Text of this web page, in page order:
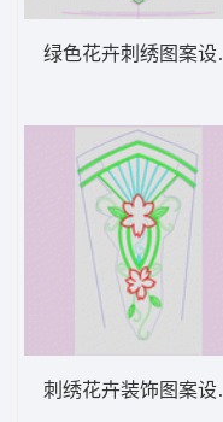
绿色花卉刺绣图案设
刺绣花卉装饰图案设